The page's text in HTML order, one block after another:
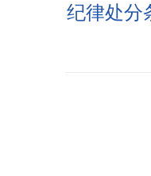
纪律处分